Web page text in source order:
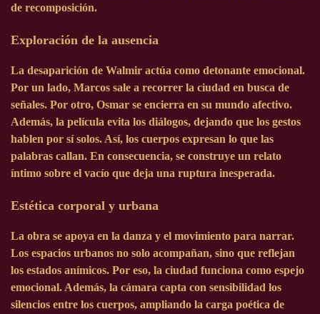
de recomposición.
Exploración de la ausencia
La desaparición de Walmir actúa como detonante emocional.
Por un lado, Marcos sale a recorrer la ciudad en busca de
señales. Por otro, Osmar se encierra en su mundo afectivo.
Además, la película evita los diálogos, dejando que los gestos
hablen por sí solos. Así, los cuerpos expresan lo que las
palabras callan. En consecuencia, se construye un relato
íntimo sobre el vacío que deja una ruptura inesperada.
Estética corporal y urbana
La obra se apoya en la danza y el movimiento para narrar.
Los espacios urbanos no solo acompañan, sino que reflejan
los estados anímicos. Por eso, la ciudad funciona como espejo
emocional. Además, la cámara capta con sensibilidad los
silencios entre los cuerpos, ampliando la carga poética de